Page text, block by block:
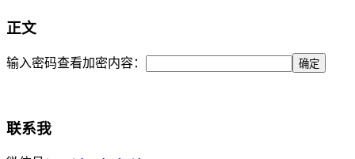
正文
输入密码查看加密内容：
联系我